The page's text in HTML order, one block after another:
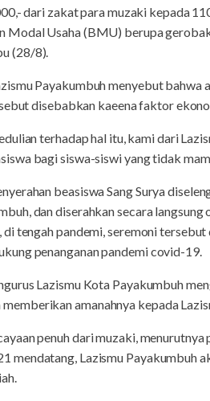
dari zakat para muzaki kepada
Modal Usaha (BMU) berupa
(28/8).
Payakumbuh menyebut
disebabkan kaeena faktor
terhadap hal itu, kami dari
bagi siswa-siswi yang tidak
beasiswa Sang Surya
dan diserahkan secara
di tengah pandemi, seremoni
penanganan pandemi covid-19.
Lazismu Kota Payakumbuh
amanahnya kepada
penuh dari muzaki,
mendatang, Lazismu Payakumbuh